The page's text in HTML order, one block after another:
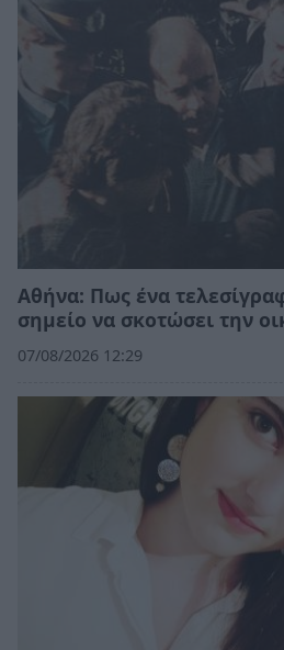
Αθήνα: Πως ένα
σημείο να σκοτώσει την
07/08/2026 12:29